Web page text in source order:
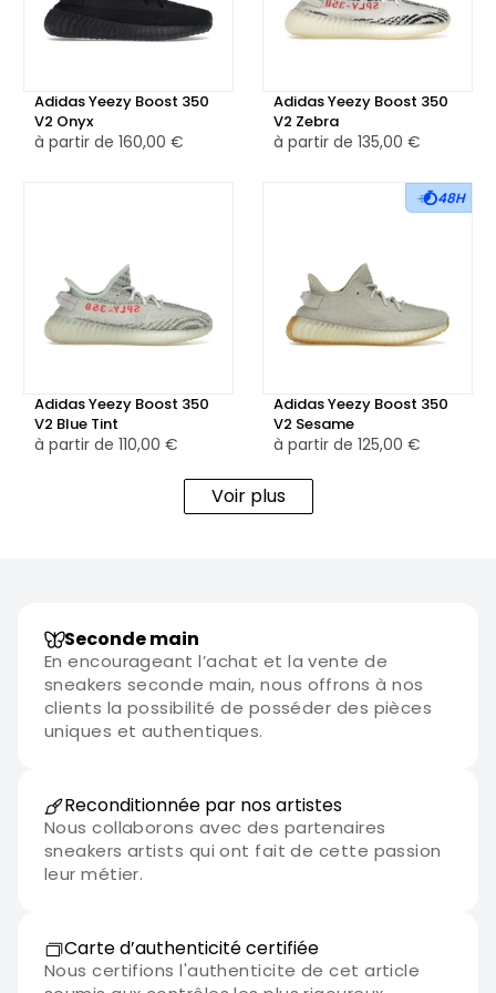
paire conserve la bande latérale semi-transparente ton
La semelle intermédiaire, dotée de la technologie Boost,
translucide jaune pâle, offrant un amorti souple et réactif.
En dessous, la semelle extérieure en caoutchouc beige
optimale pour un usage quotidien.
La Adidas Yeezy Boost 350 V2 Antlia (Reflective) est
pour garantir authenticité, qualité et confort.
Adidas Yeezy Boost 350
V2 Onyx
à partir de 160,00 €
Adidas Yeezy Boost 350
V2 Zebra
à partir de 135,00 €
Adidas Yeezy Boost 350
V2 Blue Tint
à partir de 110,00 €
48H
Adidas Yeezy Boost 350
V2 Sesame
à partir de 125,00 €
Voir plus
Seconde main
En encourageant l’achat et la vente de
sneakers seconde main, nous offrons à nos
clients la possibilité de posséder des pièces
uniques et authentiques.
Reconditionnée par nos artistes
Nous collaborons avec des partenaires
sneakers artists qui ont fait de cette passion
leur métier.
Carte d’authenticité certifiée
Nous certifions l'authenticite de cet article